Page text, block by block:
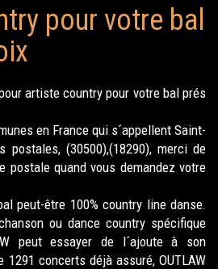
pour votre bal
artiste country pour votre bal prés
en France qui s´appellent Saint-
postales, (30500),(18290), merci de
postale quand vous demandez votre
peut-être 100% country line danse.
ou dance country spécifique
peut essayer de l´ajoute à son
1291 concerts déjà assuré, OUTLAW